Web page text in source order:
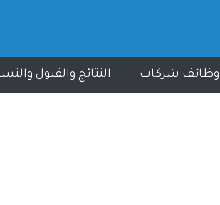
وظائف شركات النتائج والقبول